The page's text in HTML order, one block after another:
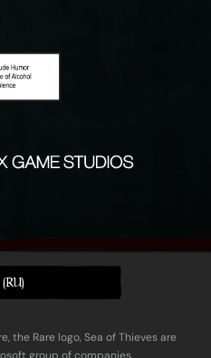
the Rare logo, Sea of Thieves are